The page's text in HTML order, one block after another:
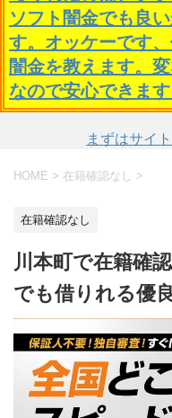
ソフト闇金でも良
す。オッケーです
闇金を教えます。
なので安心できます
まずはサイ
HOME > 在籍確認なし >
在籍確認なし
川本町で在籍確
でも借りれる優